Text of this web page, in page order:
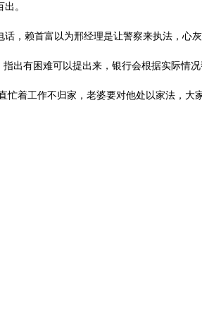
。
，赖首富以为邢经理是让警察来执法，心灰
出有困难可以提出来，银行会根据实际情况
着工作不归家，老婆要对他处以家法，大